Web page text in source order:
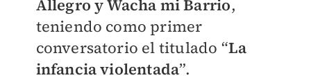
Allegro y Wacha mi Barrio,
teniendo como primer
conversatorio el titulado “La
infancia violentada”.